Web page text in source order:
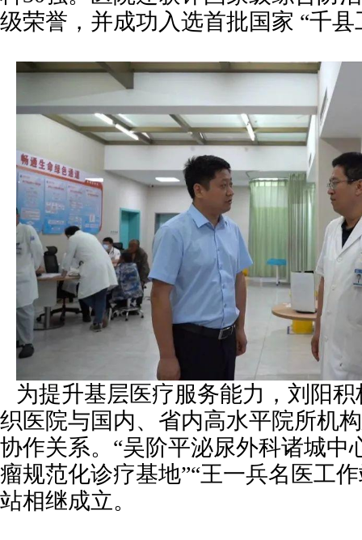
级荣誉，并成功入选首批国家 “千
为提升基层医疗服务能力，刘阳
织医院与国内、省内高水平院所机
协作关系。“吴阶平泌尿外科诸城中
瘤规范化诊疗基地”“王一兵名医工
站相继成立。